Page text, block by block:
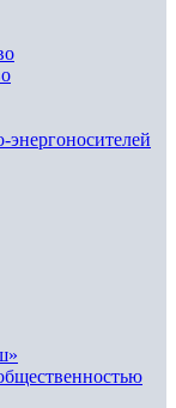
энергоносителей